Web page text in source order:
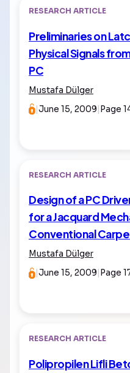
RESEARCH ARTICLE
Preliminaries on
Physical Signals
PC
Mustafa Dülger
|June 15, 2009 Page
RESEARCH ARTICLE
Design of a PC
for a Jacquard
Conventional
Mustafa Dülger
|June 15, 2009 Page
RESEARCH ARTICLE
Polipropilen Lifli